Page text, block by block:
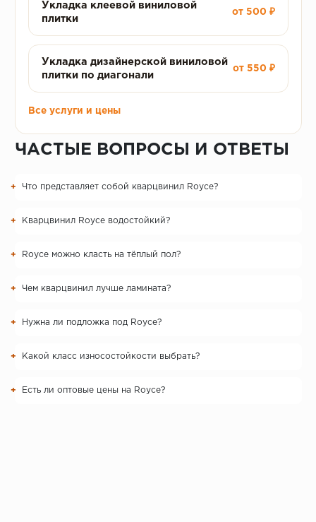
Укладка клеевой виниловой
плитки
от 500 ₽
Укладка дизайнерской виниловой
плитки по диагонали
от 550 ₽
Все услуги и цены
ЧАСТЫЕ ВОПРОСЫ И ОТВЕТЫ
Что представляет собой кварцвинил Royce?
Кварцвинил Royce водостойкий?
Royce можно класть на тёплый пол?
Чем кварцвинил лучше ламината?
Нужна ли подложка под Royce?
Какой класс износостойкости выбрать?
Есть ли оптовые цены на Royce?